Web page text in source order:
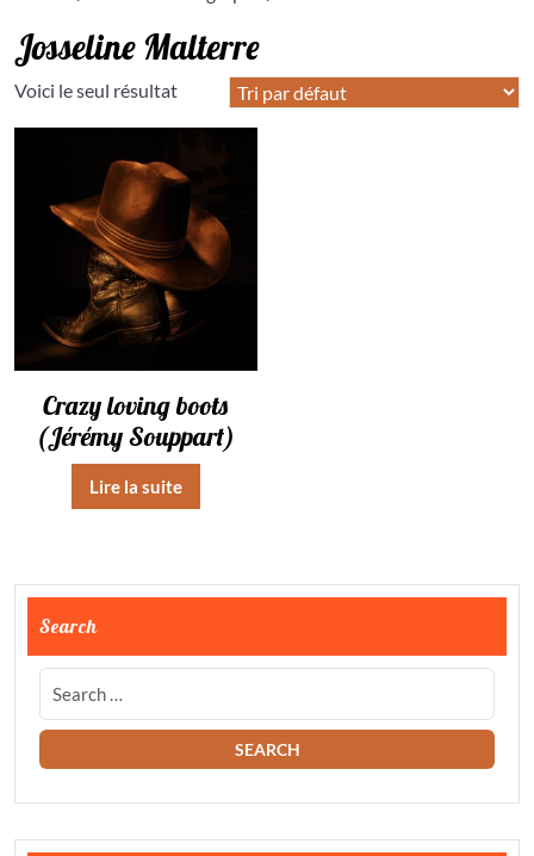
Josseline Malterre
Voici le seul résultat
Crazy loving boots
(Jérémy Souppart)
Lire la suite
Search